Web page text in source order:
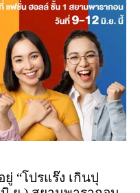
“โปรแร๊ง เกินปุ